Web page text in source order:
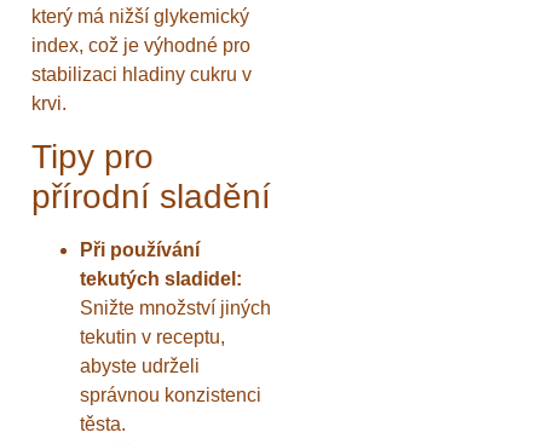
který má nižší glykemický
index, což je výhodné pro
stabilizaci hladiny cukru v
krvi.
Tipy pro
přírodní sladění
Při používání
tekutých sladidel:
Snižte množství jiných
tekutin v receptu,
abyste udrželi
správnou konzistenci
těsta.